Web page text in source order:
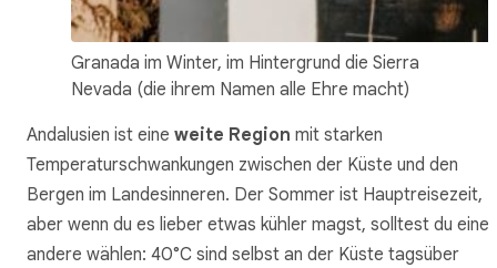
Granada im Winter, im Hintergrund die Sierra
Nevada (die ihrem Namen alle Ehre macht)
Andalusien ist eine weite Region mit starken
Temperaturschwankungen zwischen der Küste und den
Bergen im Landesinneren. Der Sommer ist Hauptreisezeit,
aber wenn du es lieber etwas kühler magst, solltest du eine
andere wählen: 40°C sind selbst an der Küste tagsüber